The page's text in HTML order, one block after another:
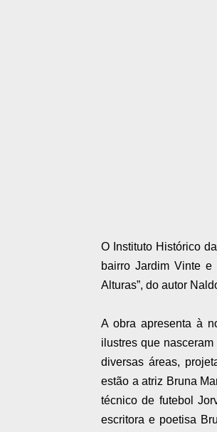
O Instituto Histórico
bairro Jardim Vinte
Alturas”, do autor
A obra apresenta à
ilustres que
diversas áreas,
estão a atriz Bruna
técnico de futebol
escritora e poetisa